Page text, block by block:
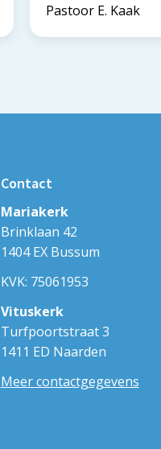
Pastoor E. Kaak
Contact
Mariakerk
Brinklaan 42
1404 EX Bussum
KVK: 75061953
Vituskerk
Turfpoortstraat 3
1411 ED Naarden
Meer contactgegevens